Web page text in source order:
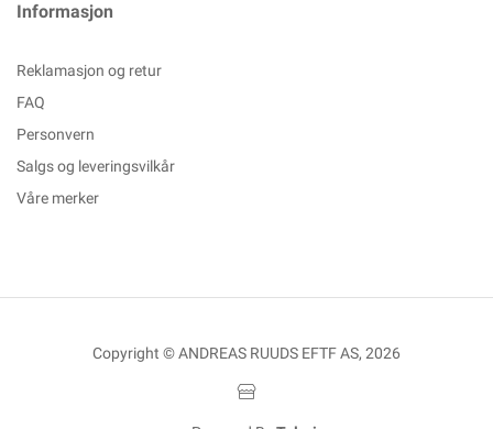
Informasjon
Reklamasjon og retur
FAQ
Personvern
Salgs og leveringsvilkår
Våre merker
Copyright © ANDREAS RUUDS EFTF AS, 2026